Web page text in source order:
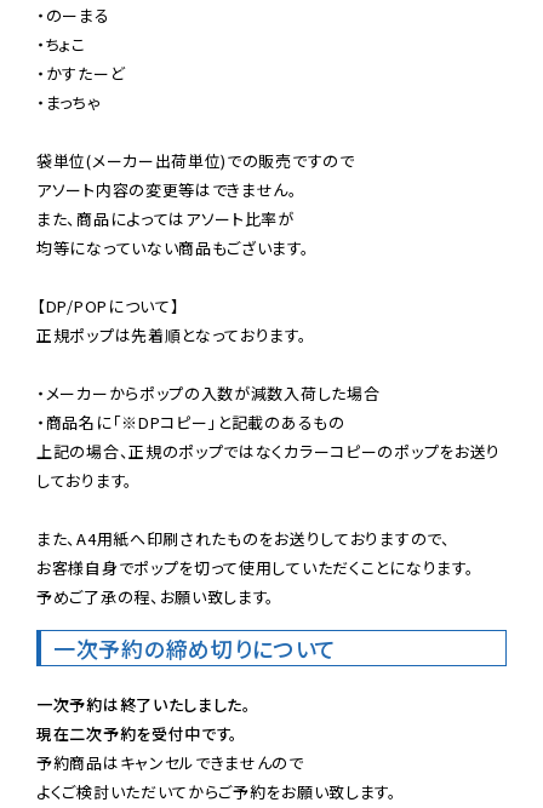
・のーまる
・ちょこ
・かすたーど
・まっちゃ
袋単位(メーカー出荷単位)での販売ですので
アソート内容の変更等はできません。
また、商品によってはアソート比率が
均等になっていない商品もございます。
【DP/POPについて】
正規ポップは先着順となっております。
・メーカーからポップの入数が減数入荷した場合
・商品名に「※DPコピー」と記載のあるもの
上記の場合、正規のポップではなくカラーコピーのポップをお送り
しております。
また、A4用紙へ印刷されたものをお送りしておりますので、
お客様自身でポップを切って使用していただくことになります。
予めご了承の程、お願い致します。
一次予約の締め切りについて
一次予約は終了いたしました。
現在二次予約を受付中です。
予約商品はキャンセルできませんので
よくご検討いただいてからご予約をお願い致します。